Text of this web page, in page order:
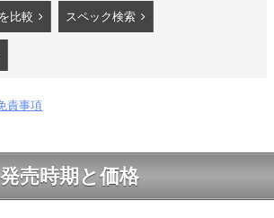
比較 スペック検索
責事項
売時期と価格